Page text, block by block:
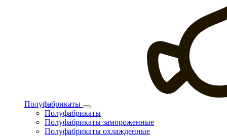
Полуфабрикаты
Полуфабрикаты
Полуфабрикаты замороженные
Полуфабрикаты охлажденные